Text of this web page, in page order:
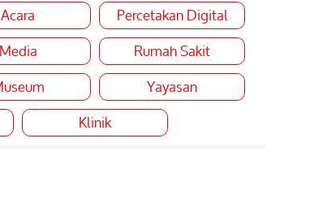
Acara
Percetakan Digital
Media
Rumah Sakit
Yayasan
Klinik